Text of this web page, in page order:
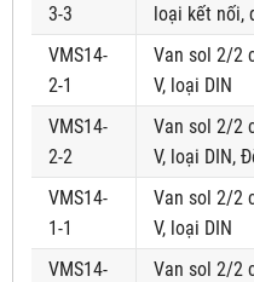
3-3
loại kết nối,
VMS14-
2-1
Van sol 2/2
V, loại DIN
VMS14-
2-2
Van sol 2/2
V, loại DIN,
VMS14-
1-1
Van sol 2/2
V, loại DIN
VMS14-
Van sol 2/2